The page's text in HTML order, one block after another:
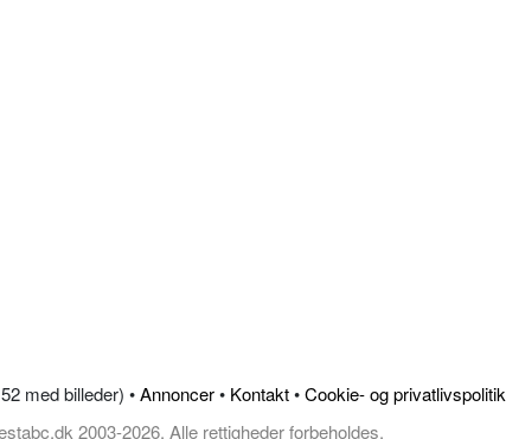
med billeder) •Annoncer• Kontakt•Cookie- og privatlivspolitik
2003-2026, Alle rettigheder forbeholdes.